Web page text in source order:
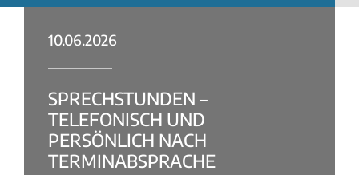
10.06.2026
SPRECHSTUNDEN –
TELEFONISCH UND
PERSÖNLICH NACH
TERMINABSPRACHE